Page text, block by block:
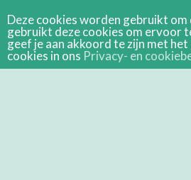
Deze cookies worden gebruikt
gebruikt deze cookies om ervoor
geef je aan akkoord te zijn met
cookies in ons Privacy- en